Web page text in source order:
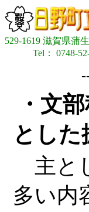
529-1619 滋賀県蒲
Tel： 0748-52-
・文
とした
主と
多い内